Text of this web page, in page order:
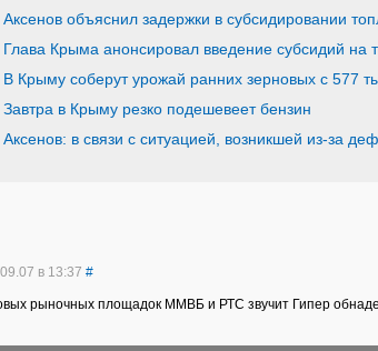
Аксенов объяснил задержки в субсидировании
Глава Крыма анонсировал введение субсидий на
В Крыму соберут урожай ранних зерновых с 577
Завтра в Крыму резко подешевеет бензин
Аксенов: в связи с ситуацией, возникшей из-за
09.07 в 13:37 #
рыночных площадок ММВБ и РТС звучит Гипер